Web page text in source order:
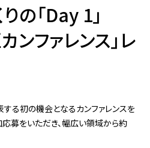
の「Day 1」
ンファレンス」レ
る初の機会となるカンファレンスを
募をいただき、幅広い領域から約